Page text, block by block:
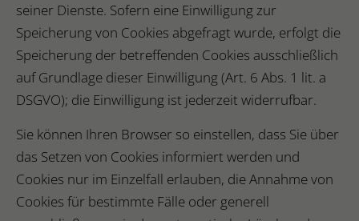
seiner Dienste. Sofern eine Einwilligung zur
Speicherung von Cookies abgefragt wurde, erfolgt die
Speicherung der betreffenden Cookies ausschließlich
auf Grundlage dieser Einwilligung (Art. 6 Abs. 1 lit. a
DSGVO); die Einwilligung ist jederzeit widerrufbar.
Sie können Ihren Browser so einstellen, dass Sie über
das Setzen von Cookies informiert werden und
Cookies nur im Einzelfall erlauben, die Annahme von
Cookies für bestimmte Fälle oder generell